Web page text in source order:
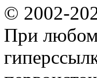
© 2002-
При любом